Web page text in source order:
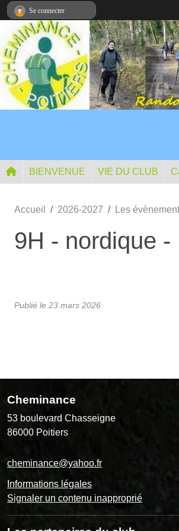
BIENVENUE VIE DU CLUB
Accueil 2026-2027 Les
9H - nordique
Publié le 23 mars 2026
Cheminance
53 boulevard Chasseigne
86000 Poitiers
cheminance@yahoo.fr
Informations légales
Signaler un contenu inapproprié
Se connecter
Panneau de gestion des cookies